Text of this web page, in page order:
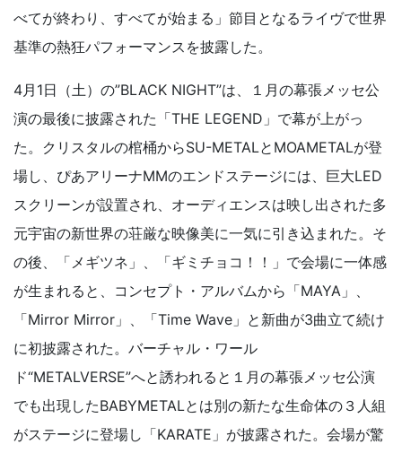
べてが終わり、すべてが始まる」節目となるライヴで世界
基準の熱狂パフォーマンスを披露した。
4月1日（土）の”BLACK NIGHT”は、１月の幕張メッセ公
演の最後に披露された「THE LEGEND」で幕が上がっ
た。クリスタルの棺桶からSU-METALとMOAMETALが登
場し、ぴあアリーナMMのエンドステージには、巨大LED
スクリーンが設置され、オーディエンスは映し出された多
元宇宙の新世界の荘厳な映像美に一気に引き込まれた。そ
の後、「メギツネ」、「ギミチョコ！！」で会場に一体感
が生まれると、コンセプト・アルバムから「MAYA」、
「Mirror Mirror」、「Time Wave」と新曲が3曲立て続け
に初披露された。バーチャル・ワール
ド“METALVERSE”へと誘われると１月の幕張メッセ公演
でも出現したBABYMETALとは別の新たな生命体の３人組
がステージに登場し「KARATE」が披露された。会場が驚